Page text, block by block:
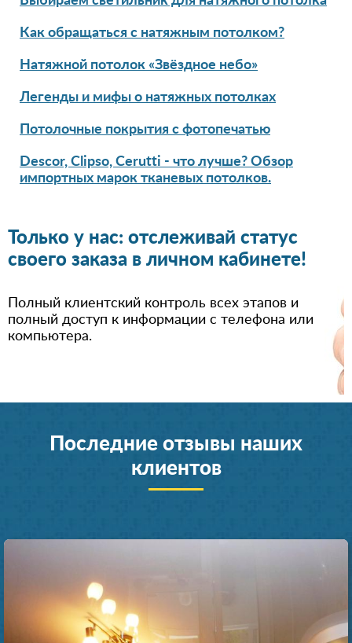
Как обращаться с натяжным потолком?
Натяжной потолок «Звёздное небо»
Легенды и мифы о натяжных потолках
Потолочные покрытия с фотопечатью
Descor, Clipso, Cerutti - что лучше? Обзор
импортных марок тканевых потолков.
Только у нас: отслеживай статус
своего заказа в личном кабинете!
Полный клиентский контроль всех этапов и
полный доступ к информации с телефона или
компьютера.
Последние отзывы наших
клиентов